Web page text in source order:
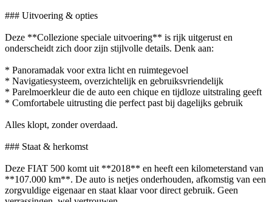
### Uitvoering & opties
Deze **Collezione speciale uitvoering** is rijk uitgerust en
onderscheidt zich door zijn stijlvolle details. Denk aan:
* Panoramadak voor extra licht en ruimtegevoel
* Navigatiesysteem, overzichtelijk en gebruiksvriendelijk
* Parelmoerkleur die de auto een chique en tijdloze uitstraling geeft
* Comfortabele uitrusting die perfect past bij dagelijks gebruik
Alles klopt, zonder overdaad.
### Staat & herkomst
Deze FIAT 500 komt uit **2018** en heeft een kilometerstand van
**107.000 km**. De auto is netjes onderhouden, afkomstig van een
zorgvuldige eigenaar en staat klaar voor direct gebruik. Geen